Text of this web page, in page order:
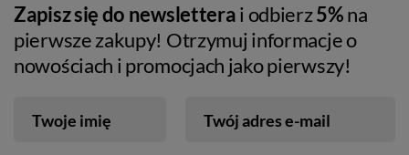
Zapisz się do newsletterai odbierz5%na
pierwsze zakupy! Otrzymuj informacje o
nowościach i promocjach jako pierwszy!
Twoje imię Twój adres e-mail